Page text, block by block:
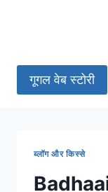
गूगल वेब स्टोरी
ब्लॉग और किस्से